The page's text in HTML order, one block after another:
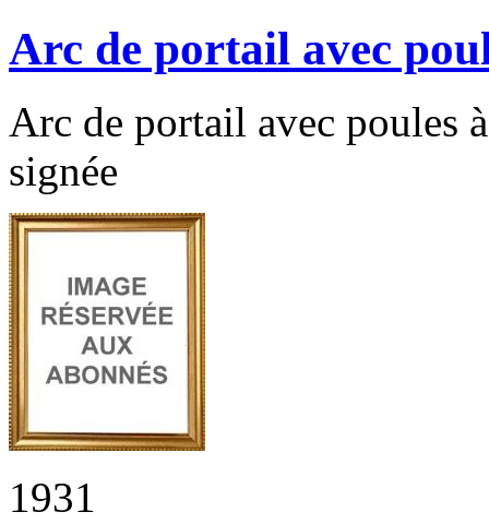
Arc de portail avec
Arc de portail avec poules
signée
1931